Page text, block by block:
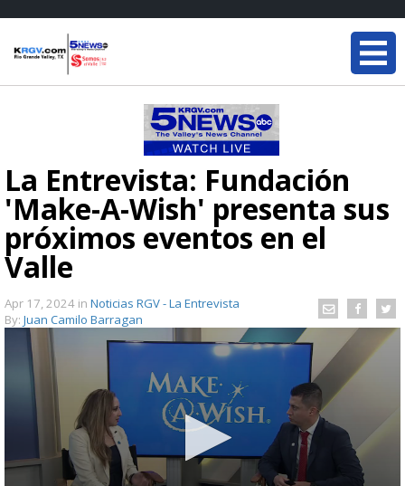
La Entrevista: Fundación
'Make-A-Wish' presenta sus
próximos eventos en el
Valle
Apr 17, 2024 in Noticias RGV - La Entrevista
By: Juan Camilo Barragan